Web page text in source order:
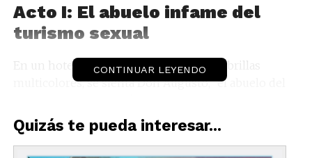
Acto I: El abuelo infame del
turismo sexual
En un hotel lujoso de Cancún, bajo sombrillas
multicolores, se sienta Don Augusto, “el abuelo del
artificialmente mientras narra sus recuerdos a
turistas novatos.
CONTINUAR LEYENDO
Quizás te pueda interesar...